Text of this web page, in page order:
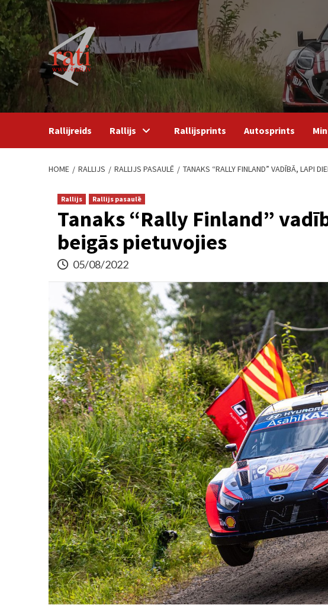
Skip
to
content
Rallijreids Rallijs Rallijsprints Autosprints
HOME RALLIJS RALLIJS PASAULĒ TANAKS “RALLY FINLAND” VADĪBĀ, LAPI
Rallijs Rallijs pasaulē
Tanaks “Rally Finland”
beigās pietuvojies
05/08/2022